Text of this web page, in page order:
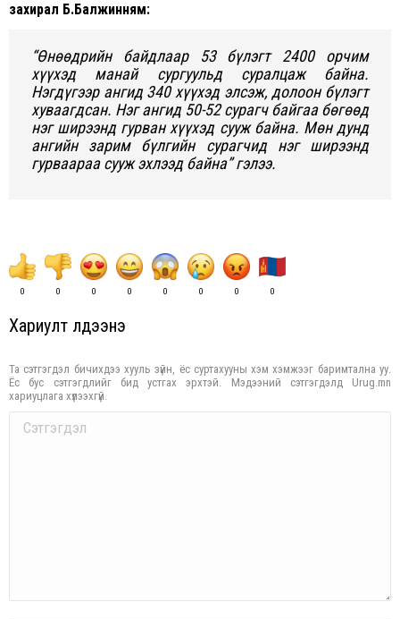
захирал Б.Балжинням:
“Өнөөдрийн байдлаар 53 бүлэгт 2400 орчим
хүүхэд манай сургуульд суралцаж байна.
Нэгдүгээр ангид 340 хүүхэд элсэж, долоон бүлэгт
хуваагдсан. Нэг ангид 50-52 сурагч байгаа бөгөөд
нэг ширээнд гурван хүүхэд сууж байна. Мөн дунд
ангийн зарим бүлгийн сурагчид нэг ширээнд
гурваараа сууж эхлээд байна” гэлээ.
0 0 0 0 0 0 0 0
Хариулт үлдээнэ үү
Та сэтгэгдэл бичихдээ хууль зүйн, ёс суртахууны хэм хэмжээг баримтална уу.
Ёс бус сэтгэгдлийг бид устгах эрхтэй. Мэдээний сэтгэгдэлд Urug.mn
хариуцлага хүлээхгүй.
Comment